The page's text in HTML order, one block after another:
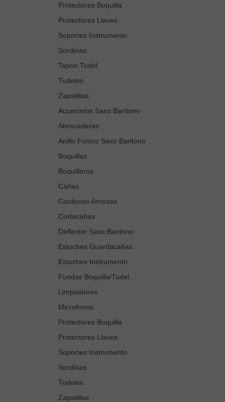
Protectores Boquilla
Protectores Llaves
Soportes Instrumento
Sordinas
Tapon Tudel
Tudeles
Zapatillas
Accesorios Saxo Barítono
Abrazaderas
Anillo Fonico Saxo Baritono
Boquillas
Boquilleros
Cañas
Cordones Arneses
Cortacañas
Deflector Saxo Baritono
Estuches Guardacañas
Estuches Instrumento
Fundas Boquilla/Tudel
Limpiadores
Microfonos
Protectores Boquilla
Protectores Llaves
Soportes Instrumento
Sordinas
Tudeles
Zapatillas